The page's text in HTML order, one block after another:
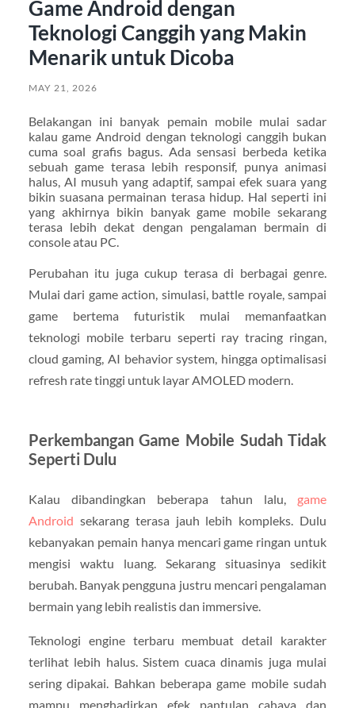
Game Android dengan
Teknologi Canggih yang Makin
Menarik untuk Dicoba
MAY 21, 2026
Belakangan ini banyak pemain mobile mulai sadar
kalau game Android dengan teknologi canggih bukan
cuma soal grafis bagus. Ada sensasi berbeda ketika
sebuah game terasa lebih responsif, punya animasi
halus, AI musuh yang adaptif, sampai efek suara yang
bikin suasana permainan terasa hidup. Hal seperti ini
yang akhirnya bikin banyak game mobile sekarang
terasa lebih dekat dengan pengalaman bermain di
console atau PC.
Perubahan itu juga cukup terasa di berbagai genre.
Mulai dari game action, simulasi, battle royale, sampai
game bertema futuristik mulai memanfaatkan
teknologi mobile terbaru seperti ray tracing ringan,
cloud gaming, AI behavior system, hingga optimalisasi
refresh rate tinggi untuk layar AMOLED modern.
Perkembangan Game Mobile Sudah Tidak
Seperti Dulu
Kalau dibandingkan beberapa tahun lalu, game
Android sekarang terasa jauh lebih kompleks. Dulu
kebanyakan pemain hanya mencari game ringan untuk
mengisi waktu luang. Sekarang situasinya sedikit
berubah. Banyak pengguna justru mencari pengalaman
bermain yang lebih realistis dan immersive.
Teknologi engine terbaru membuat detail karakter
terlihat lebih halus. Sistem cuaca dinamis juga mulai
sering dipakai. Bahkan beberapa game mobile sudah
mampu menghadirkan efek pantulan cahaya dan